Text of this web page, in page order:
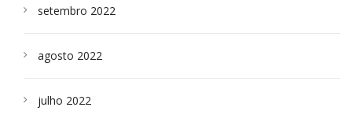
setembro 2022
agosto 2022
julho 2022